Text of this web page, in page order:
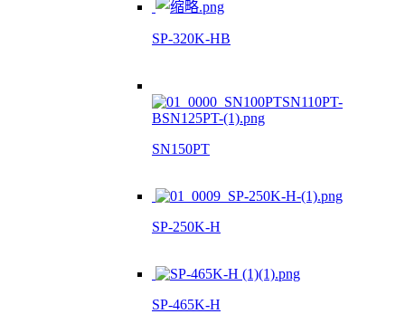
SP-320K-HB
SN150PT
SP-250K-H
SP-465K-H